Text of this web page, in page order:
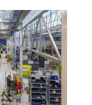
קשר
ארגון עובדי הפלחה